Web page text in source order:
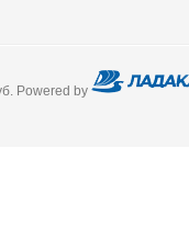
Powered by